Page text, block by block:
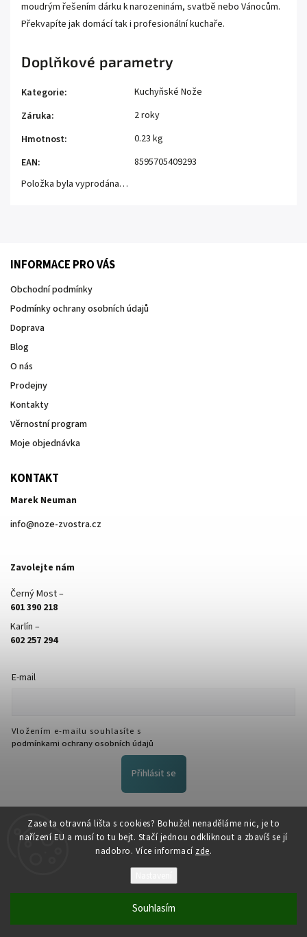
Zase ta otravná lišta s cookies? Bohužel nenaděláme nic, je to
nařízení EU a musí to tu bejt. Stačí jednou odkliknout a zbavíš se jí
nadobro. Více informací zde.
Souhlasím
moudrým řešením dárku k narozeninám, svatbě nebo Vánocům.
Překvapíte jak domácí tak i profesionální kuchaře.
Doplňkové parametry
Kategorie:
Kuchyňské Nože
Záruka:
2 roky
Hmotnost:
0.23 kg
EAN:
8595705409293
Položka byla vyprodána…
INFORMACE PRO VÁS
Obchodní podmínky
Podmínky ochrany osobních údajů
Doprava
Blog
O nás
Prodejny
Kontakty
Věrnostní program
Moje objednávka
KONTAKT
Marek Neuman
info@noze-zvostra.cz
Zavolejte nám
Černý Most –
601 390 218
Karlín –
602 257 294
E-mail
Vložením e-mailu souhlasíte s
podmínkami ochrany osobních údajů
Přihlásit se
FACEBOOK